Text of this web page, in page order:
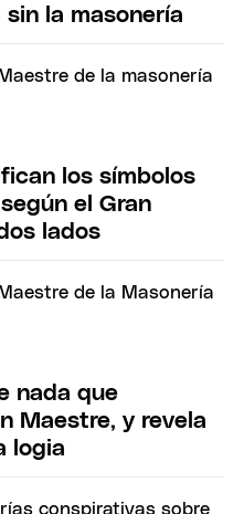
la masonería
los símbolos
el Gran
lados
nada que
Maestre, y revela
logia